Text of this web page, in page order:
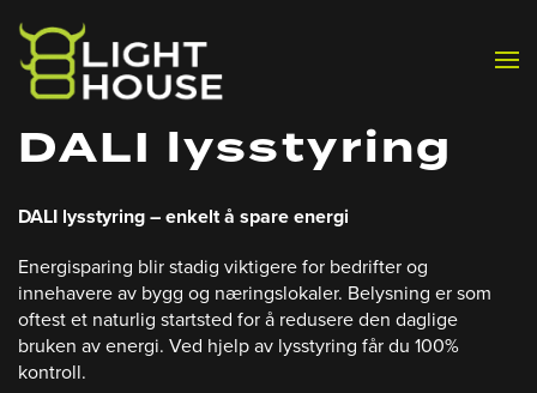
Skip to main content
DALI lysstyring
DALI lysstyring – enkelt å spare energi
Energisparing blir stadig viktigere for bedrifter og
innehavere av bygg og næringslokaler. Belysning er som
oftest et naturlig startsted for å redusere den daglige
bruken av energi. Ved hjelp av lysstyring får du 100%
kontroll.